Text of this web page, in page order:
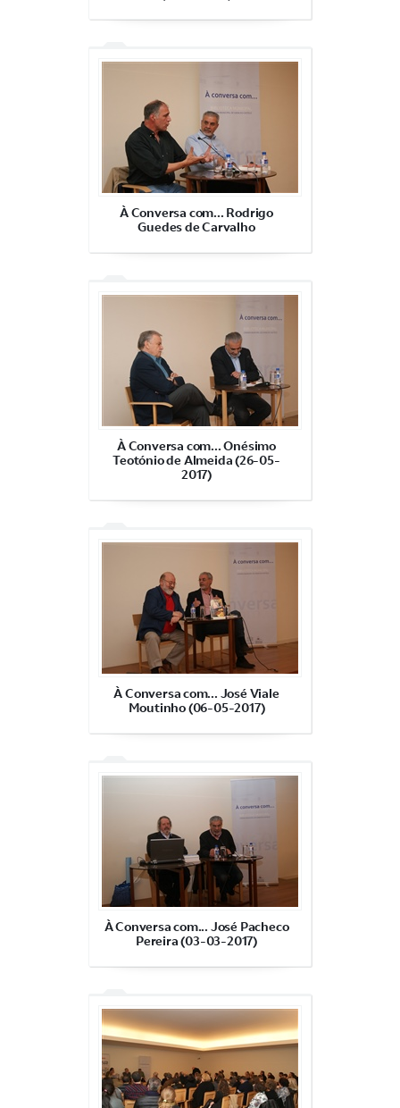
À Conversa com... Rodrigo
Guedes de Carvalho
À Conversa com... Onésimo
Teotónio de Almeida (26-05-
2017)
À Conversa com... José Viale
Moutinho (06-05-2017)
À Conversa com... José Pacheco
Pereira (03-03-2017)